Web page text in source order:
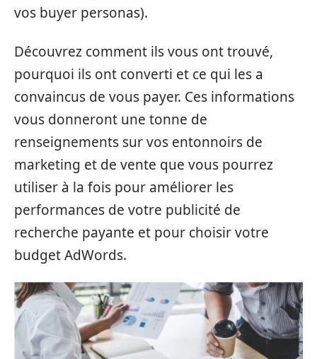
vos buyer personas).
Découvrez comment ils vous ont trouvé,
pourquoi ils ont converti et ce qui les a
convaincus de vous payer. Ces informations
vous donneront une tonne de
renseignements sur vos entonnoirs de
marketing et de vente que vous pourrez
utiliser à la fois pour améliorer les
performances de votre publicité de
recherche payante et pour choisir votre
budget AdWords.